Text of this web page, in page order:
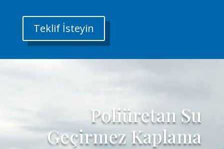
Teklif İsteyin
Poliüretan Su
Geçirmez Kaplama